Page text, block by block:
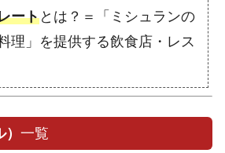
ートとは？＝「ミシュランの
理」を提供する飲食店・レス
一覧